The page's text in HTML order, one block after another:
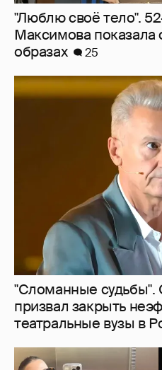
"Сломанные
призвал закрыть
театральные вузы в